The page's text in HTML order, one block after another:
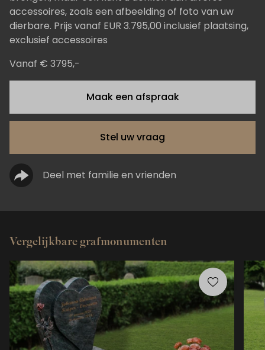
accessoires, zoals een afbeelding of foto van uw
dierbare. Prijs vanaf EUR 3.795,00 inclusief plaatsing,
exclusief accessoires
Vanaf € 3795,-
Maak een afspraak
Stel uw vraag
Deel met familie en vrienden
Vergelijkbare grafmonumenten